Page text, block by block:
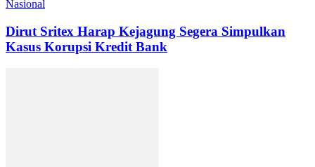
Nasional
Dirut Sritex Harap Kejagung Segera Simpulkan
Kasus Korupsi Kredit Bank